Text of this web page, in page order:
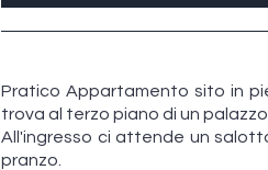
Pratico Appartamento sito in
trova al terzo piano di un
All'ingresso ci attende un
pranzo.